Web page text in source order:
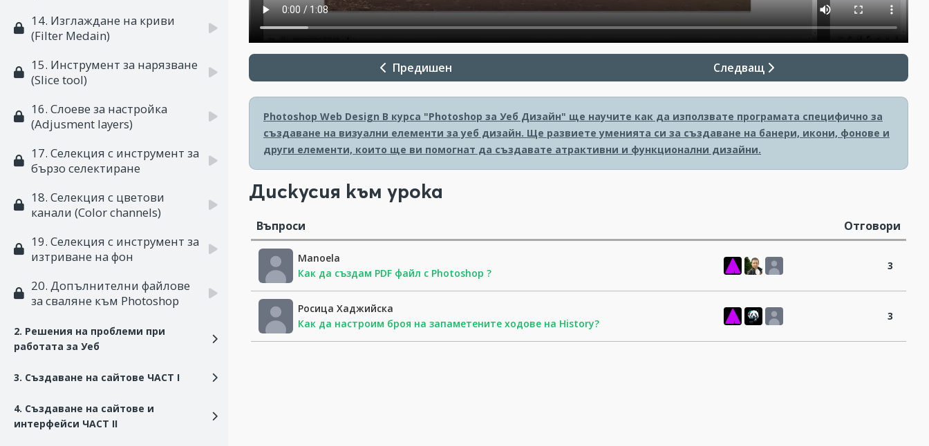
14. Изглаждане на криви
(Filter Medain)
15. Инструмент за нарязване
(Slice tool)
16. Слоеве за настройка
(Adjusment layers)
17. Селекция с инструмент за
бързо селектиране
18. Селекция с цветови
канали (Color channels)
19. Селекция с инструмент за
изтриване на фон
20. Допълнителни файлове
за сваляне към Photoshop
2. Решения на проблеми при
работата за Уеб
3. Създаване на сайтове ЧАСТ I
4. Създаване на сайтове и
интерфейси ЧАСТ II
Предишен Следващ
Photoshop Web Design В курса "Photoshop за Уеб Дизайн" ще научите как да използвате програмата специфично за
създаване на визуални елементи за уеб дизайн. Ще развиете уменията си за създаване на банери, икони, фонове и
други елементи, които ще ви помогнат да създавате атрактивни и функционални дизайни.
Дискусия към урока
Въпроси Отговори
Manoela
Как да създам PDF файл с Photoshop ?
3
Росица Хаджийска
Как да настроим броя на запаметените ходове на History?
3